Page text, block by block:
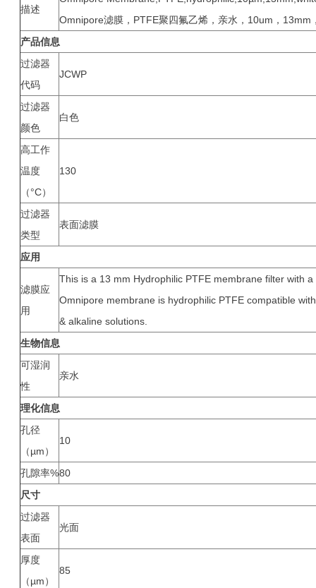
描述
Omnipore滤膜，PTFE聚四氟乙烯，亲水，10um，13mm
产品信息
过滤器
代码
JCWP
过滤器
颜色
白色
高工作
温度
（°C）
130
过滤器
类型
表面滤膜
应用
滤膜应
用
This is a 13 mm Hydrophilic PTFE membrane filter with
Omnipore membrane is hydrophilic PTFE compatible
& alkaline solutions.
生物信息
可湿润
性
亲水
理化信息
孔径
（µm）
10
孔隙率%80
尺寸
过滤器
表面
光面
厚度
（µm）
85